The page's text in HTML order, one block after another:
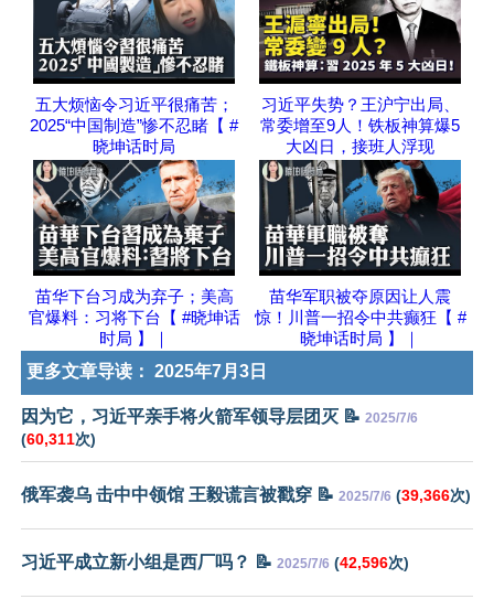
五大烦恼令习近平很痛苦；
2025“中国制造”惨不忍睹【 #
晓坤话时局
习近平失势？王沪宁出局、
常委增至9人！铁板神算爆5
大凶日，接班人浮现
苗华下台习成为弃子；美高
官爆料：习将下台【 #晓坤话
时局 】｜
苗华军职被夺原因让人震
惊！川普一招令中共癫狂【 #
晓坤话时局 】｜
更多文章导读： 2025年7月3日
因为它，习近平亲手将火箭军领导层团灭 📝 2025/7/6
(60,311次)
俄军袭乌 击中中领馆 王毅谎言被戳穿 📝 2025/7/6 (39,366次)
习近平成立新小组是西厂吗？ 📝 2025/7/6 (42,596次)